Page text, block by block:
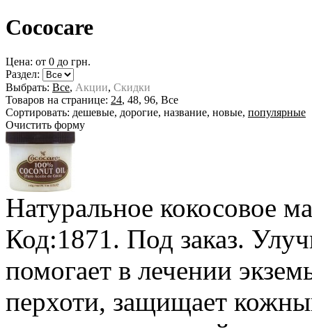
Cococare
Цена: от 0 до грн.
Раздел:
Выбрать: Все, Акции, Скидки
Товаров на странице: 24, 48, 96, Все
Сортировать: дешевые, дорогие, название, новые, популярные
Очистить форму
Натуральное кокосовое
Код:1871. Под заказ.
помогает в лечении
перхоти, защищает